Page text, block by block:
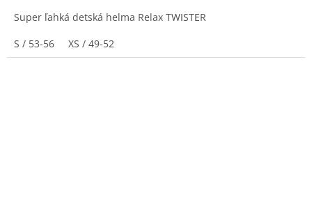
Super ľahká detská helma Relax TWISTER
S / 53-56
XS / 49-52